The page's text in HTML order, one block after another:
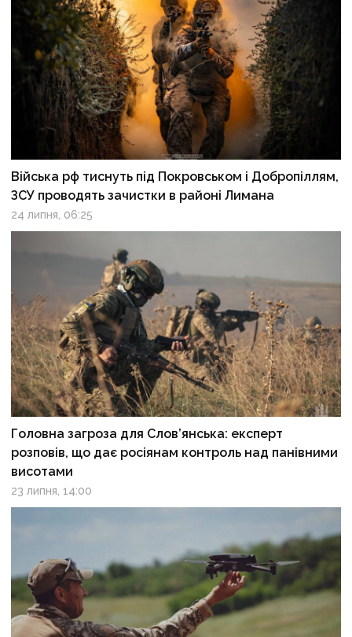
Війська рф тиснуть під Покровськом і Добропіллям,
ЗСУ проводять зачистки в районі Лимана
24 липня, 06:25
Головна загроза для Слов’янська: експерт
розповів, що дає росіянам контроль над панівними
висотами
23 липня, 14:00